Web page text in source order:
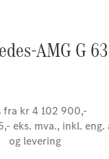
AMG G 63
fra kr 4 102 900,-
eks. mva., inkl.
og levering